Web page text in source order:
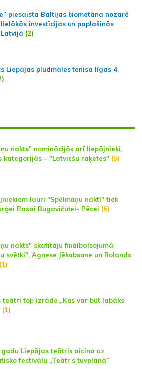
piesaista Baltijas biometāna nozarē
investīcijas un paplašinās
(2)
Liepājas pludmales tenisa līgas 4.
nakts" nominācijās arī liepājnieki,
kategorijās – "Latviešu raķetes" (5)
lauri "Spēlmaņu naktī" tiek
Rasai Bugavičutei- Pēcei (6)
nakts" skatītāju finālbalsojumā
svētki", Agnese Jēkabsone un Rolands
(1)
teātrī top izrāde „Kas var būt labāks
(1)
gadu Liepājas teātris aicina uz
festivālu „Teātris tuvplānā”